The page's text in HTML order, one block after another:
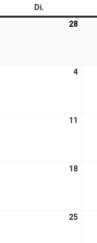
Di.
28
4
11
18
25